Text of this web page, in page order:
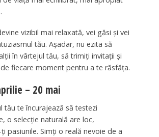
vizibil mai relaxată, vei găsi și vei
tău. Așadar, nu ezita să
în vârtejul tău, să trimiți invitații și
fiecare moment pentru a te răsfăța.
– 20 mai
tău te încurajează să testezi
o selecție naturală are loc,
pasiunile. Simți o reală nevoie de a